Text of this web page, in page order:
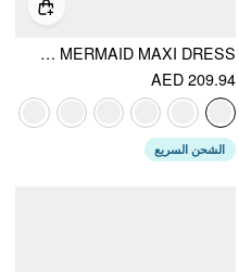
SATIN COWL NECK 3D FLORAL RUCHED MERMAID MAXI DRESS
AED 209.94
الشحن السريع